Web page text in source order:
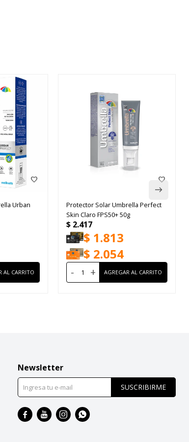
Urban
Protector Solar Umbrella Perfect
Skin Claro FPS50+ 50g
$ 2.417
$ 1.813
$ 2.054
- +
Newsletter
SUSCRIBIRME
   